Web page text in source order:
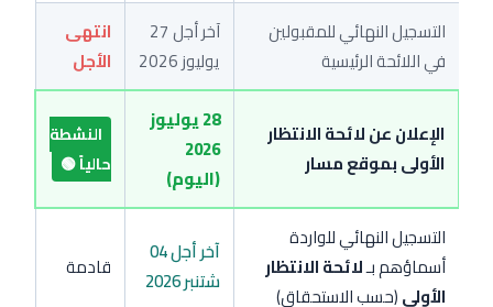
التسجيل النهائي للمقبولين
في اللائحة الرئيسية
آخر أجل 27
يوليوز 2026
انتهى
الأجل
الإعلان عن لائحة الانتظار
الأولى بموقع مسار
28 يوليوز
2026
(اليوم)
النشطة
حالياً 🟢
التسجيل النهائي للواردة
أسماؤهم بـلائحة الانتظار
الأولى(حسب الاستحقاق)
آخر أجل 04
شتنبر 2026
قادمة